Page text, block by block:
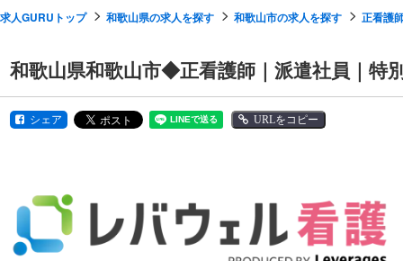
求人GURUトップ 和歌山県の求人を探す 和歌山市の求人を探す 正看護
和歌山県和歌山市◆正看護師｜派遣社員｜特
シェア URLをコピー